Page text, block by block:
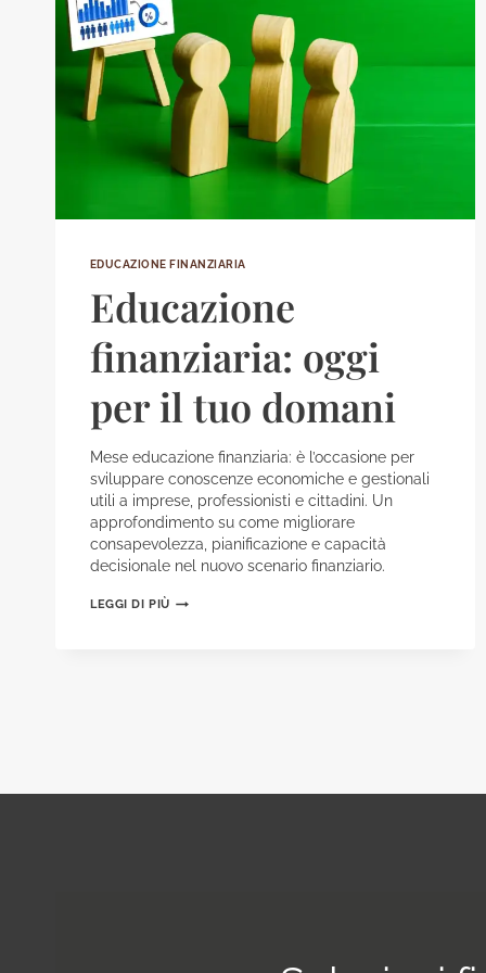
EDUCAZIONE FINANZIARIA
Educazione
finanziaria: oggi
per il tuo domani
Mese educazione finanziaria: è l’occasione per
sviluppare conoscenze economiche e gestionali
utili a imprese, professionisti e cittadini. Un
approfondimento su come migliorare
consapevolezza, pianificazione e capacità
decisionale nel nuovo scenario finanziario.
LEGGI DI PIÙEDUCAZIONE